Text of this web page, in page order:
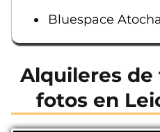
Bluespace Atocha
Alquileres de
fotos en